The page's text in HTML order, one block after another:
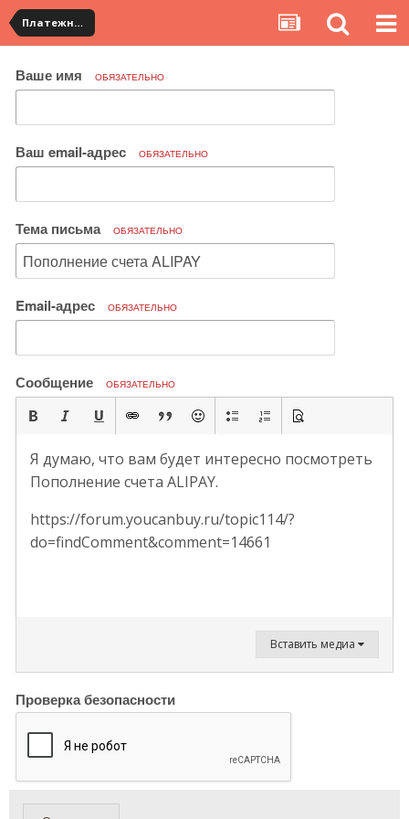
Платежная система ALIPAY и оплата банковскими картами
Ваше имя ОБЯЗАТЕЛЬНО
Ваш email-адрес ОБЯЗАТЕЛЬНО
Тема письма ОБЯЗАТЕЛЬНО
Email-адрес ОБЯЗАТЕЛЬНО
Сообщение ОБЯЗАТЕЛЬНО
Я думаю, что вам будет интересно посмотреть
Пополнение счета ALIPAY.
https://forum.youcanbuy.ru/topic114/?
do=findComment&comment=14661
Вставить медиа
Проверка безопасности